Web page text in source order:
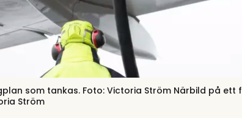
som tankas. Foto: Victoria Ström Närbild på ett
Ström